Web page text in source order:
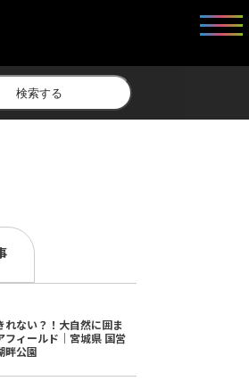
検索する
れない？！大自然に囲ま
フィールド｜宮城県 国営
畔公園